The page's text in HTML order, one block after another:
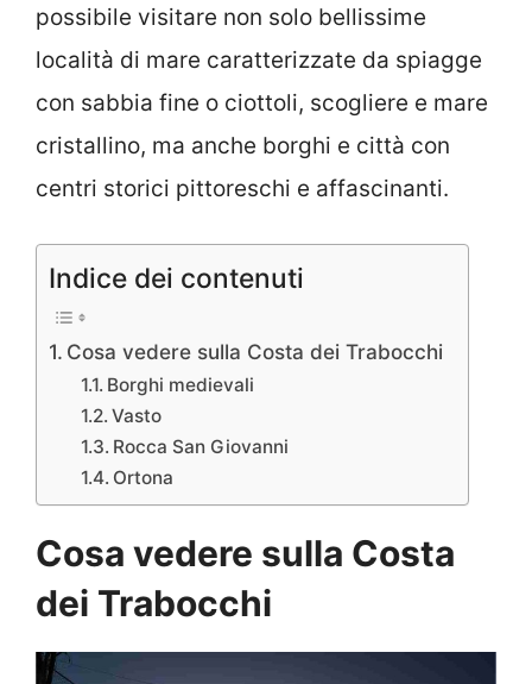
possibile visitare non solo bellissime
località di mare caratterizzate da spiagge
con sabbia fine o ciottoli, scogliere e mare
cristallino, ma anche borghi e città con
centri storici pittoreschi e affascinanti.
Indice dei contenuti
Cosa vedere sulla Costa dei Trabocchi
Borghi medievali
Vasto
Rocca San Giovanni
Ortona
Cosa vedere sulla Costa
dei Trabocchi